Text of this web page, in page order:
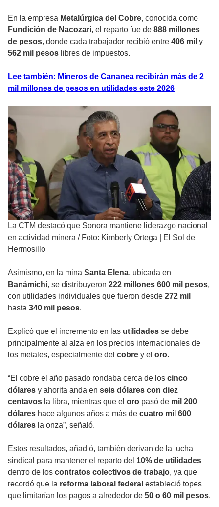
En la empresa Metalúrgica del Cobre, conocida como
Fundición de Nacozari, el reparto fue de 888 millones
de pesos, donde cada trabajador recibió entre 406 mil y
562 mil pesos libres de impuestos.
Lee también: Mineros de Cananea recibirán más de 2
mil millones de pesos en utilidades este 2026
La CTM destacó que Sonora mantiene liderazgo nacional
en actividad minera / Foto: Kimberly Ortega | El Sol de
Hermosillo
Asimismo, en la mina Santa Elena, ubicada en
Banámichi, se distribuyeron 222 millones 600 mil pesos,
con utilidades individuales que fueron desde 272 mil
hasta 340 mil pesos.
Explicó que el incremento en las utilidades se debe
principalmente al alza en los precios internacionales de
los metales, especialmente del cobre y el oro.
“El cobre el año pasado rondaba cerca de los cinco
dólares y ahorita anda en seis dólares con diez
centavos la libra, mientras que el oro pasó de mil 200
dólares hace algunos años a más de cuatro mil 600
dólares la onza”, señaló.
Estos resultados, añadió, también derivan de la lucha
sindical para mantener el reparto del 10% de utilidades
dentro de los contratos colectivos de trabajo, ya que
recordó que la reforma laboral federal estableció topes
que limitarían los pagos a alrededor de 50 o 60 mil pesos.